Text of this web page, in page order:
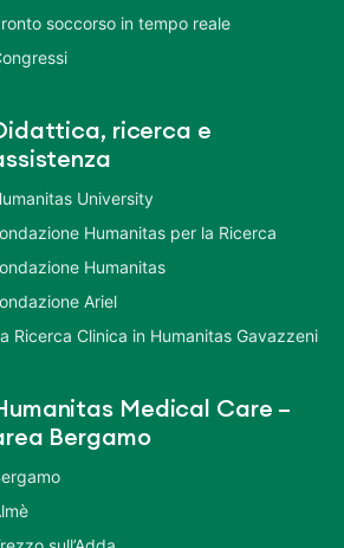
soccorso in tempo reale
ricerca e
University
Humanitas per la Ricerca
Humanitas
Ariel
Ricerca Clinica in Humanitas Gavazzeni
Medical Care –
Bergamo